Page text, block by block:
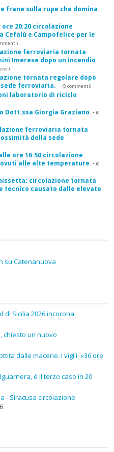
frane sulla rupe che domina
20:20 circolazione
e Campofelice per le
ferroviaria tornata
Imerese dopo un incendio
tornata regolare dopo
ferroviaria. - (0 commenti)
laboratorio di riciclo
Dott.ssa Giorgia Graziano - (0
ferroviaria tornata
della sede
ore 16:50 circolazione
alle alte temperature - (0
circolazione tornata
tecnico causato dalle elevate
su Catenanuova
di Sicilia 2026 incorona
chiesto un nuovo
dalle macerie. I vigili: «36 ore
è il terzo caso in 20
- Siracusa circolazione